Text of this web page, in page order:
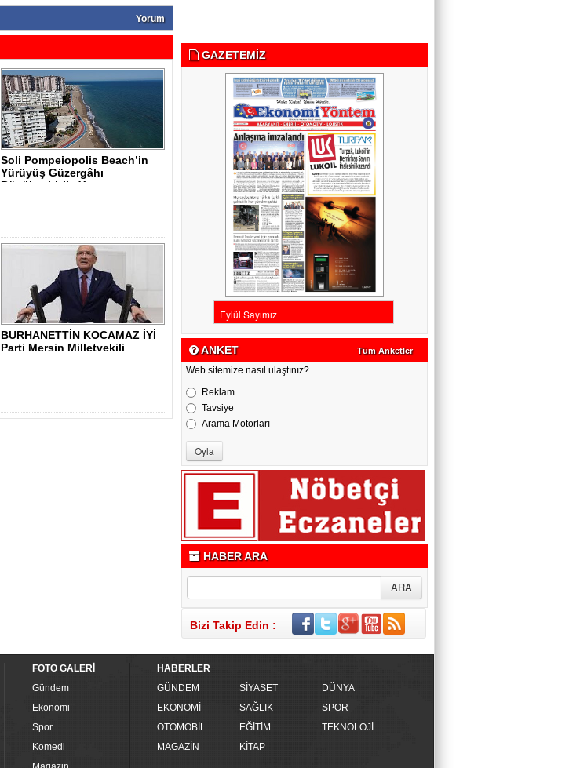
Yorum
Soli Pompeiopolis Beach’in
Yürüyüş Güzergâhı
Büyükşehir’le Y..
BURHANETTİN KOCAMAZ İYİ
Parti Mersin Milletvekili
GAZETEMİZ
ANKET Tüm Anketler
Web sitemize nasıl ulaştınız?
Reklam
Tavsiye
Arama Motorları
HABER ARA
Bizi Takip Edin :
FOTO GALERİ
Gündem
Ekonomi
Spor
Komedi
HABERLER
GÜNDEM
SİYASET
DÜNYA
EKONOMİ
SAĞLIK
SPOR
OTOMOBİL
EĞİTİM
TEKNOLOJİ
MAGAZİN
KİTAP